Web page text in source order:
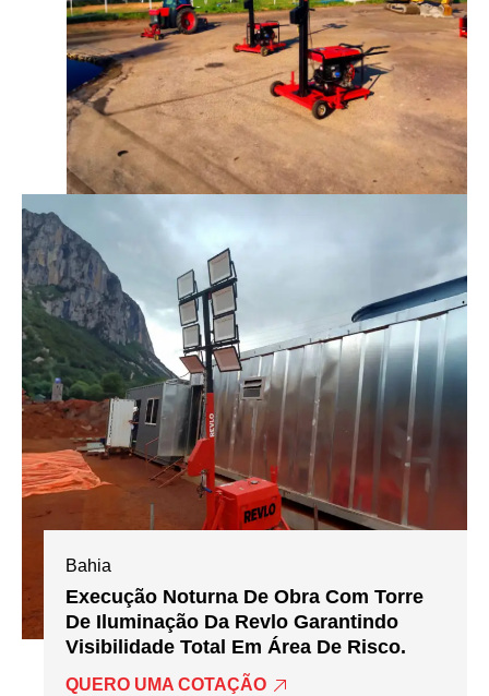
Bahia
Execução Noturna De Obra Com Torre
De Iluminação Da Revlo Garantindo
Visibilidade Total Em Área De Risco.
QUERO UMA COTAÇÃO